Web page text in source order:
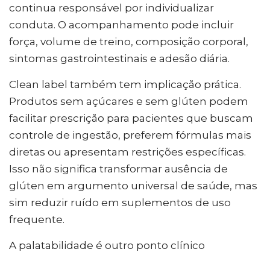
continua responsável por individualizar
conduta. O acompanhamento pode incluir
força, volume de treino, composição corporal,
sintomas gastrointestinais e adesão diária.
Clean label também tem implicação prática.
Produtos sem açúcares e sem glúten podem
facilitar prescrição para pacientes que buscam
controle de ingestão, preferem fórmulas mais
diretas ou apresentam restrições específicas.
Isso não significa transformar ausência de
glúten em argumento universal de saúde, mas
sim reduzir ruído em suplementos de uso
frequente.
A palatabilidade é outro ponto clínico